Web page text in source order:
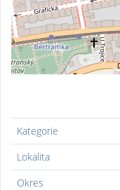
Kategorie
Lokalita
Okres